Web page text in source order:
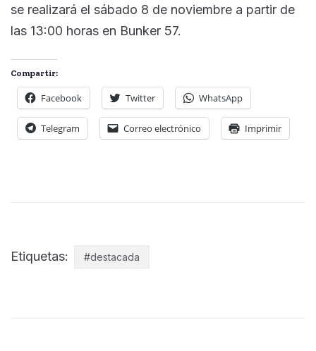
se realizará el sábado 8 de noviembre a partir de
las 13:00 horas en Bunker 57.
Compartir:
Facebook Twitter WhatsApp
Telegram Correo electrónico Imprimir
Etiquetas: #destacada